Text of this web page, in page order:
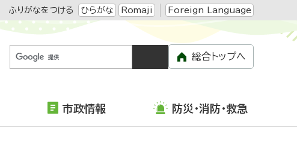
ふりがなをつける ひらがな Romaji Foreign Language
総合トップへ
市政情報 防災・消防・救急